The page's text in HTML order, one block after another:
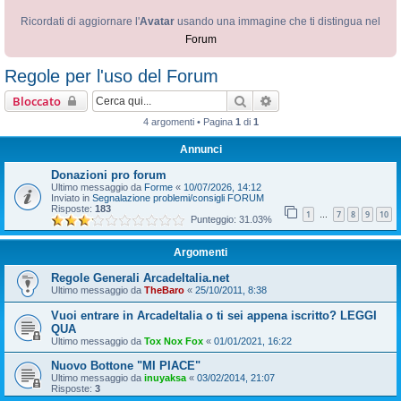
Ricordati di aggiornare l'Avatar usando una immagine che ti distingua nel
Forum
Regole per l'uso del Forum
Bloccato Cerca
4 argomenti • Pagina 1 di 1
Annunci
Donazioni pro forum
Ultimo messaggio da Forme « 10/07/2026, 14:12
Inviato in Segnalazione problemi/consigli FORUM
Risposte: 183 1 … 7 8 9 10
Punteggio: 31.03%
Argomenti
Regole Generali ArcadeItalia.net
Ultimo messaggio da TheBaro « 25/10/2011, 8:38
Vuoi entrare in ArcadeItalia o ti sei appena iscritto? LEGGI
QUA
Ultimo messaggio da Tox Nox Fox « 01/01/2021, 16:22
Nuovo Bottone "MI PIACE"
Ultimo messaggio da inuyaksa « 03/02/2014, 21:07
Risposte: 3